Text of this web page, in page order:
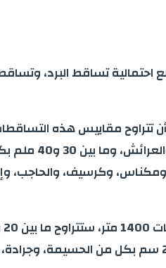
تساقط البرد،
أصيلة،
ومكناس، وكرسيف،
وأزيلال، وبني ملال، وورزازات، وتنغير، والحوز،